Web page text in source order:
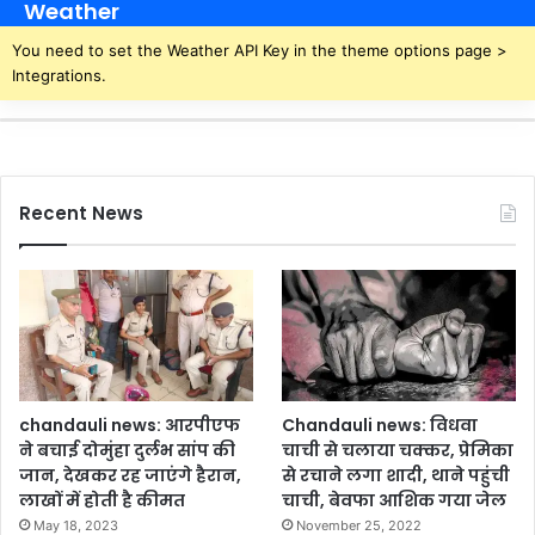
Weather
You need to set the Weather API Key in the theme options page >
Integrations.
Recent News
chandauli news: आरपीएफ
ने बचाई दोमुंहा दुर्लभ सांप की
जान, देखकर रह जाएंगे हैरान,
लाखों में होती है कीमत
May 18, 2023
Chandauli news: विधवा
चाची से चलाया चक्कर, प्रेमिका
से रचाने लगा शादी, थाने पहुंची
चाची, बेवफा आशिक गया जेल
November 25, 2022